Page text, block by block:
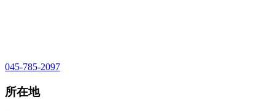
045-785-2097
所在地